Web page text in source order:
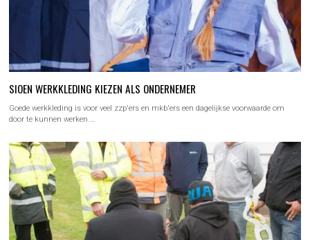
SIOEN WERKKLEDING KIEZEN ALS ONDERNEMER
Goede werkkleding is voor veel zzp'ers en mkb'ers een dagelijkse voorwaarde om
door te kunnen werken.…